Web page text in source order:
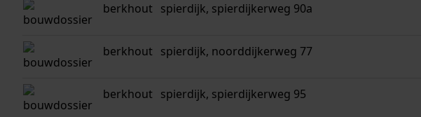
berkhout spierdijk, spierdijkerweg 90a
berkhout spierdijk, noorddijkerweg 77
berkhout spierdijk, spierdijkerweg 95